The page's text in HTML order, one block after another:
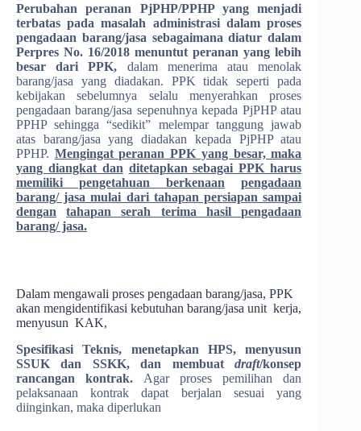
Perubahan peranan PjPHP/PPHP yang menjadi
terbatas pada masalah administrasi dalam proses
pengadaan barang/jasa sebagaimana diatur dalam
Perpres No. 16/2018 menuntut peranan yang lebih
besar dari PPK, dalam menerima atau menolak
barang/jasa yang diadakan. PPK tidak seperti pada
kebijakan sebelumnya selalu menyerahkan proses
pengadaan barang/jasa sepenuhnya kepada PjPHP atau
PPHP sehingga “sedikit” melempar tanggung jawab
atas barang/jasa yang diadakan kepada PjPHP atau
PPHP. Mengingat peranan PPK yang besar, maka
yang diangkat dan ditetapkan sebagai PPK harus
memiliki pengetahuan berkenaan
pengadaan
barang/ jasa mulai dari tahapan persiapan sampai
dengan
tahapan serah terima hasil pengadaan
barang/ jasa.
Dalam mengawali proses pengadaan barang/jasa, PPK
akan mengidentifikasi kebutuhan barang/jasa unit kerja,
menyusun KAK,
Spesifikasi Teknis, menetapkan HPS, menyusun
SSUK dan SSKK, dan membuatdraft/konsep
rancangan kontrak. Agar proses pemilihan dan
pelaksanaan kontrak dapat berjalan sesuai yang
diinginkan, maka diperlukan